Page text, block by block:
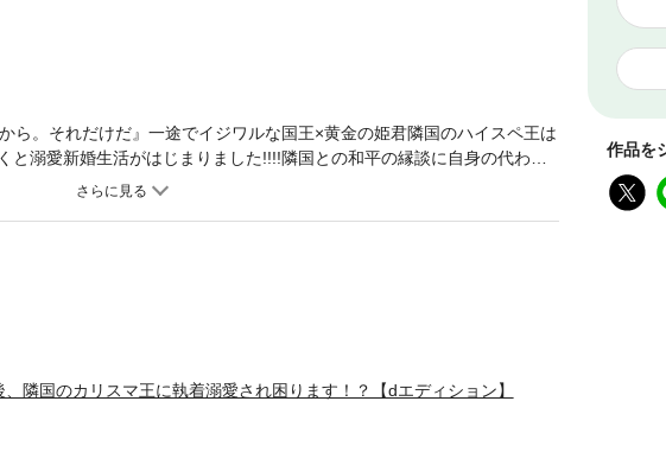
作品を
ら。それだけだ』一途でイジワルな国王×黄金の姫君隣国のハイスペ王は
溺愛新婚生活がはじまりました!!!!隣国との和平の縁談に自身の代わり
目的は自国で冷遇されている妹を助ける為だった。心優しい妹が愛され
まって―――!?※イラストの一部を割愛しております。
隣国のカリスマ王に執着溺愛され困ります！？【dエディション】